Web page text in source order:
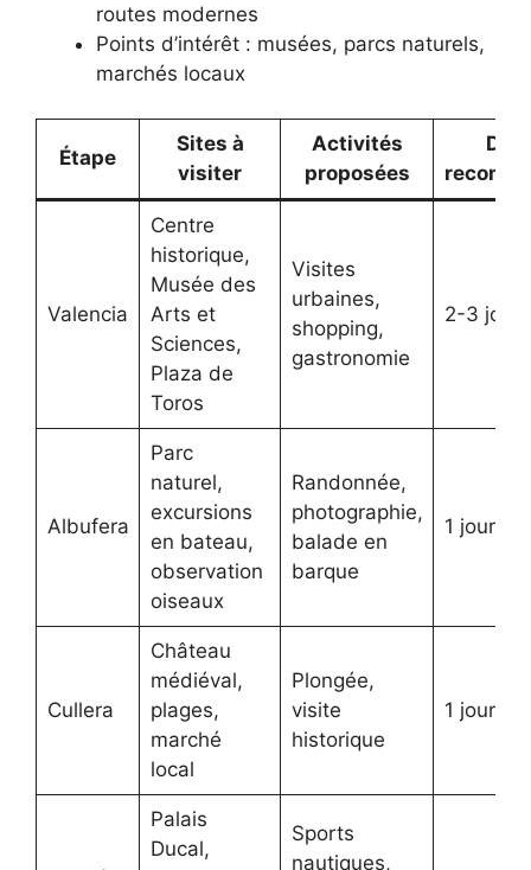
routes modernes
Points d’intérêt : musées, parcs naturels,
marchés locaux
Étape
Sites à
visiter
Activités
proposées
Valencia
Centre
historique,
Musée des
Arts et
Sciences,
Plaza de
Toros
Visites
urbaines,
shopping,
gastronomie
2-3 jours
Albufera
Parc
naturel,
excursions
en bateau,
observation
oiseaux
Randonnée,
photographie,
balade en
barque
1 jour
Cullera
Château
médiéval,
plages,
marché
local
Plongée,
visite
historique
1 jour
Palais
Ducal,
Sports
nautiques,